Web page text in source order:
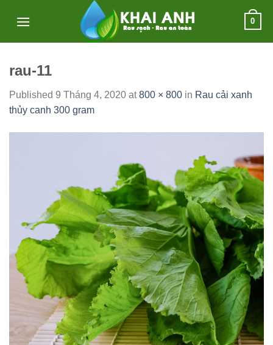
0
rau-11
Published 9 Tháng 4, 2020 at800 × 800 in Rau cải xanh
thủy canh 300 gram